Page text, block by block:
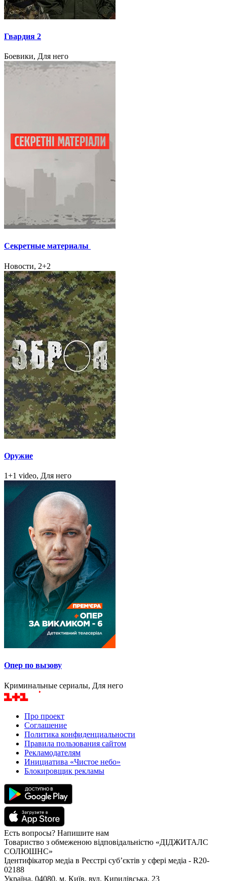
Гвардия 2
Боевики, Для него
Секретные материалы
Новости, 2+2
Оружие
1+1 video, Для него
Опер по вызову
Криминальные сериалы, Для него
Про проект
Соглашение
Политика конфиденциальности
Правила пользования сайтом
Рекламодателям
Инициатива «Чистое небо»
Блокировщик рекламы
Есть вопросы? Напишите нам
Товариство з обмеженою відповідальністю «ДІДЖИТАЛС
СОЛЮШНС»
Ідентифікатор медіа в Реєстрі суб’єктів у сфері медіа - R20-
02188
Україна, 04080, м. Київ, вул. Кирилівська, 23